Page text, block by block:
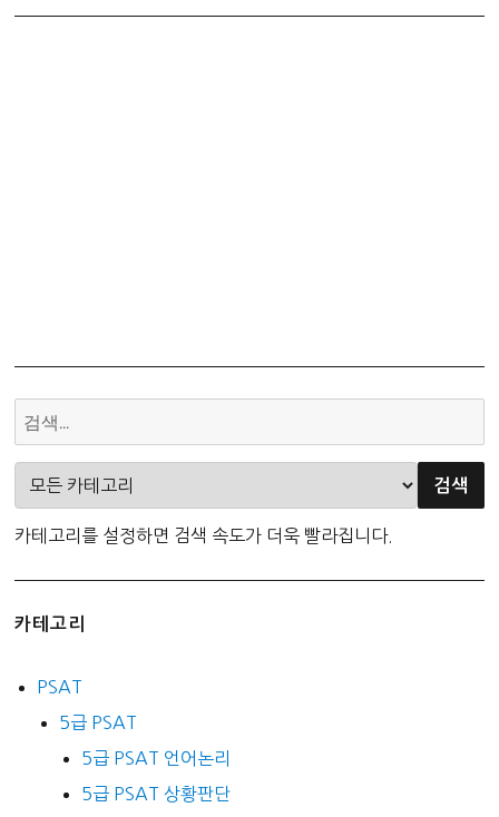
카테고리를 설정하면 검색 속도가 더욱 빨라집니다.
카테고리
PSAT
5급 PSAT
5급 PSAT 언어논리
5급 PSAT 상황판단